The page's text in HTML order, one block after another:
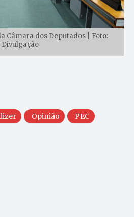
Câmara dos Deputados | Foto:
Divulgação
Opinião
PEC